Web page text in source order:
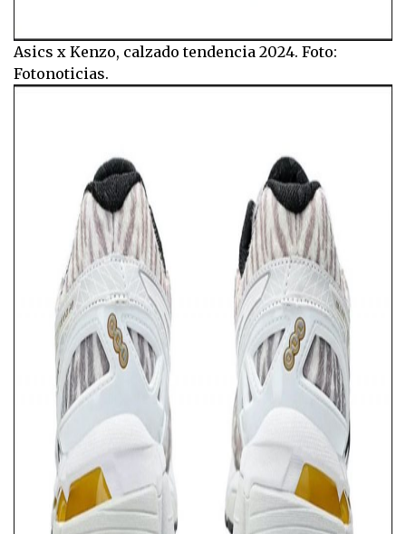
Asics x Kenzo, calzado tendencia 2024. Foto:
Fotonoticias.